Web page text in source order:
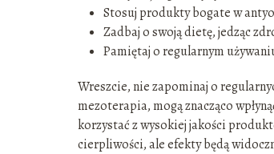
Stosuj produkty bogate w
Zadbaj o swoją dietę, jedząc
Pamiętaj o regularnym
Wreszcie, nie zapominaj o
mezoterapia, mogą znacząco
korzystać z wysokiej jakości
cierpliwości, ale efekty będą